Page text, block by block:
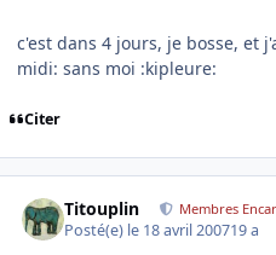
c'est dans 4 jours, je bosse, et
midi: sans moi :kipleure:
Citer
Titouplin Membres
Posté(e) le 18 avril 200719 a